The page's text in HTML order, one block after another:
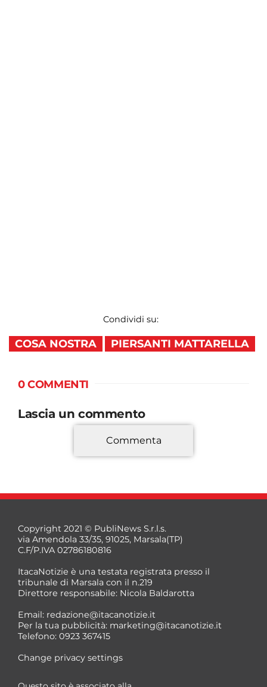
Condividi su:
COSA NOSTRA PIERSANTI MATTARELLA
0 COMMENTI
Lascia un commento
*
*
Commenta
Copyright 2021 © PubliNews S.r.l.s.
via Amendola 33/35, 91025, Marsala(TP)
C.F/P.IVA 02786180816
ItacaNotizie è una testata registrata presso il
tribunale di Marsala con il n.219
Direttore responsabile: Nicola Baldarotta
Email: redazione@itacanotizie.it
Per la tua pubblicità: marketing@itacanotizie.it
Telefono: 0923 367415
Change privacy settings